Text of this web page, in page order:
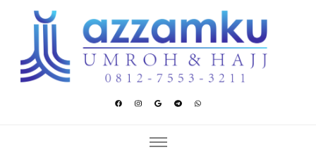
Azzamku Umroh dan Hajj